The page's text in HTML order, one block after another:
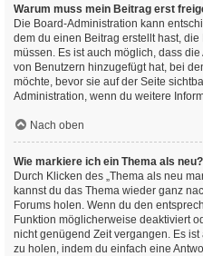
Warum muss mein Beitrag erst
Die Board-Administration kann
dem du einen Beitrag erstellt hast,
müssen. Es ist auch möglich, dass
von Benutzern hinzugefügt hat, bei
möchte, bevor sie auf der Seite
Administration, wenn du weitere
Nach oben
Wie markiere ich ein Thema als neu?
Durch Klicken des „Thema als neu
kannst du das Thema wieder ganz
Forums holen. Wenn du den
Funktion möglicherweise deaktiviert
nicht genügend Zeit vergangen. Es
zu holen, indem du einfach eine